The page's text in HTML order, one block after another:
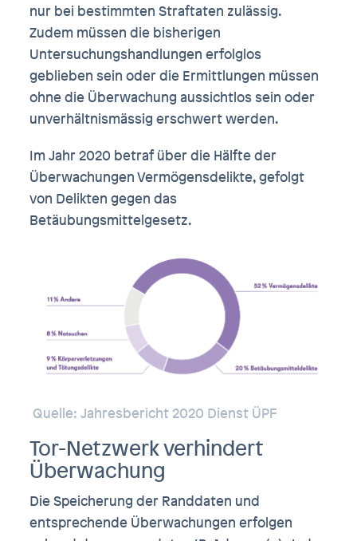
nur bei bestimmten Straftaten zulässig.
Zudem müssen die bisherigen
Untersuchungshandlungen erfolglos
geblieben sein oder die Ermittlungen müssen
ohne die Überwachung aussichtlos sein oder
unverhältnismässig erschwert werden.
Im Jahr 2020 betraf über die Hälfte der
Überwachungen Vermögensdelikte, gefolgt
von Delikten gegen das
Betäubungsmittelgesetz.
Quelle: Jahresbericht 2020 Dienst ÜPF
Tor-Netzwerk verhindert
Überwachung
Die Speicherung der Randdaten und
entsprechende Überwachungen erfolgen